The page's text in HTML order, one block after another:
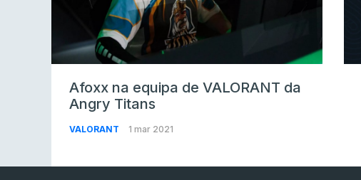
Afoxx na equipa de VALORANT da
Angry Titans
VALORANT 1 mar 2021